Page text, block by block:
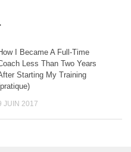
I Became A Full-Time
Less Than Two Years
Starting My Training
JUIN 2017